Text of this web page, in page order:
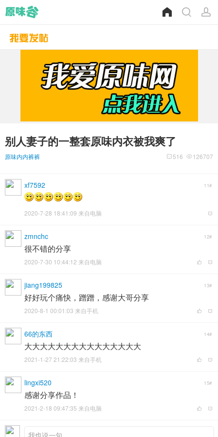
别人妻子的一整套原味内衣被我爽了
原味内内裤裤 126707
516
xf7592 11#
2020-7-28 18:41:09 来自电脑
zmnchc 12#
很不错的分享
2020-7-30 10:44:12 来自电脑
jiang199825 13#
好好玩个痛快，蹭蹭，感谢大哥分享
2020-8-1 00:01:03 来自手机
66的东西 14#
大大大大大大大大大大大大大大大
2021-1-27 21:22:03 来自手机
lingxi520 15#
感谢分享作品！
2021-2-18 09:47:35 来自电脑